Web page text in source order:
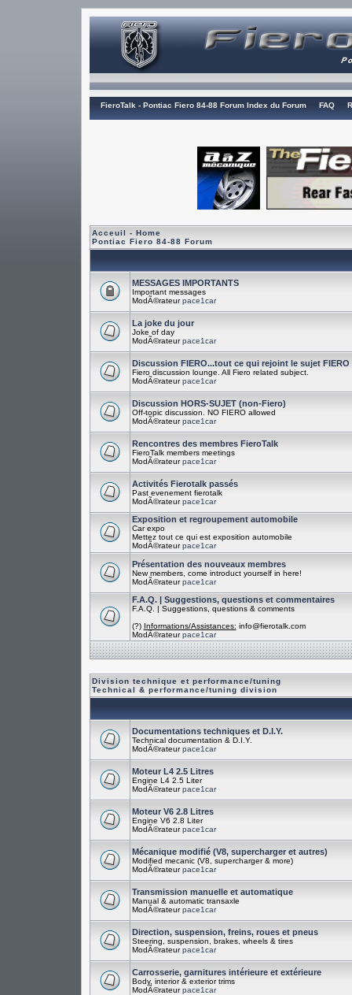
FieroTalk - Pontiac Fiero 84-88 Forum Index du Forum FAQ
Acceuil - Home
Pontiac Fiero 84-88 Forum
MESSAGES IMPORTANTS
Important messages
ModÃ©rateurpace1car
La joke du jour
Joke of day
ModÃ©rateurpace1car
Discussion FIERO...tout ce qui rejoint le sujet FIERO
Fiero discussion lounge. All Fiero related subject.
ModÃ©rateurpace1car
Discussion HORS-SUJET (non-Fiero)
Off-topic discussion. NO FIERO allowed
ModÃ©rateurpace1car
Rencontres des membres FieroTalk
FieroTalk members meetings
ModÃ©rateurpace1car
Activités Fierotalk passés
Past evenement fierotalk
ModÃ©rateurpace1car
Exposition et regroupement automobile
Car expo
Mettez tout ce qui est exposition automobile
ModÃ©rateurpace1car
Présentation des nouveaux membres
New members, come introduct yourself in here!
ModÃ©rateurpace1car
F.A.Q. | Suggestions, questions et commentaires
F.A.Q. | Suggestions, questions & comments
(?) Informations/Assistances: info@fierotalk.com
ModÃ©rateurpace1car
Division technique et performance/tuning
Technical & performance/tuning division
Documentations techniques et D.I.Y.
Technical documentation & D.I.Y.
ModÃ©rateurpace1car
Moteur L4 2.5 Litres
Engine L4 2.5 Liter
ModÃ©rateurpace1car
Moteur V6 2.8 Litres
Engine V6 2.8 Liter
ModÃ©rateurpace1car
Mécanique modifié (V8, supercharger et autres)
Modified mecanic (V8, supercharger & more)
ModÃ©rateurpace1car
Transmission manuelle et automatique
Manual & automatic transaxle
ModÃ©rateurpace1car
Direction, suspension, freins, roues et pneus
Steering, suspension, brakes, wheels & tires
ModÃ©rateurpace1car
Carrosserie, garnitures intérieure et extérieure
Body, interior & exterior trims
ModÃ©rateurpace1car